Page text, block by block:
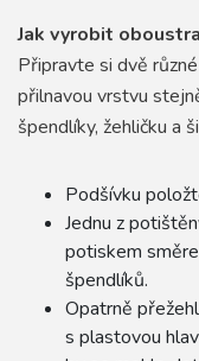
Jak vyrobit
Připravte si dvě
přilnavou vrstvu
špendlíky, žehličku a
Podšívku
Jednu z
potiskem
špendlíků.
Opatrně
s plastovou